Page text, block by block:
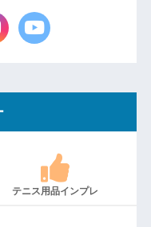
テニス用品インプレ